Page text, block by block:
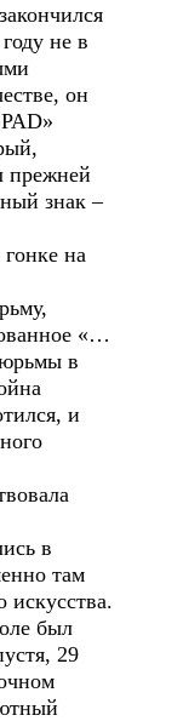
не в
он
прежней
знак –
на
«…
в
и
в
там
искусства.
был
29